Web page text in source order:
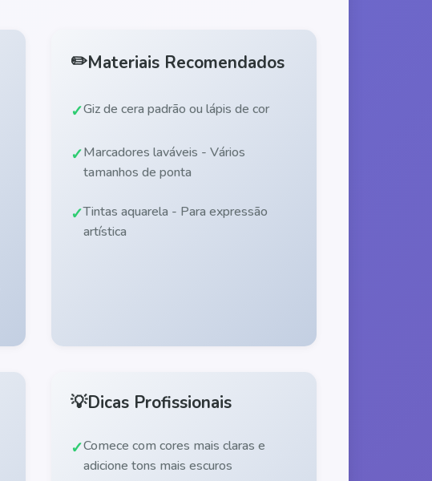
✏️Materiais Recomendados
Giz de cera padrão ou lápis de cor
Marcadores laváveis - Vários
tamanhos de ponta
Tintas aquarela - Para expressão
artística
💡Dicas Profissionais
Comece com cores mais claras e
adicione tons mais escuros